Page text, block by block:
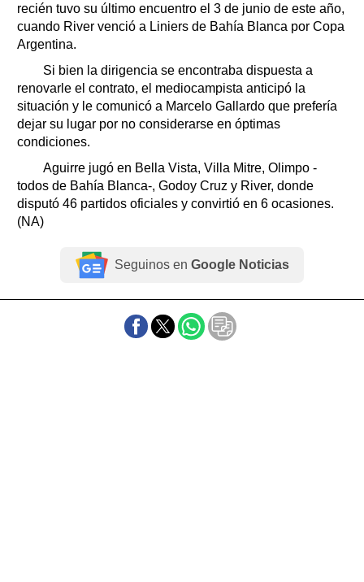
recién tuvo su último encuentro el 3 de junio de este año,
cuando River venció a Liniers de Bahía Blanca por Copa
Argentina.
Si bien la dirigencia se encontraba dispuesta a
renovarle el contrato, el mediocampista anticipó la
situación y le comunicó a Marcelo Gallardo que prefería
dejar su lugar por no considerarse en óptimas
condiciones.
Aguirre jugó en Bella Vista, Villa Mitre, Olimpo -
todos de Bahía Blanca-, Godoy Cruz y River, donde
disputó 46 partidos oficiales y convirtió en 6 ocasiones.
(NA)
Seguinos en Google Noticias